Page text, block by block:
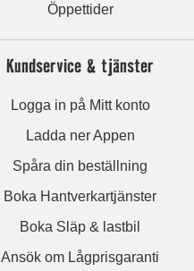
Öppettider
Kundservice & tjänster
Logga in på Mitt konto
Ladda ner Appen
Spåra din beställning
Boka Hantverkartjänster
Boka Släp & lastbil
Ansök om Lågprisgaranti